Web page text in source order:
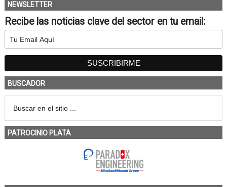
NEWSLETTER
Recibe las noticias clave del sector en tu email:
BUSCADOR
PATROCINIO PLATA